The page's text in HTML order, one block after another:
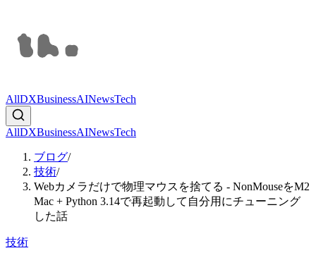
AllDXBusinessAINewsTech
AllDXBusinessAINewsTech
ブログ/
技術/
Webカメラだけで物理マウスを捨てる - NonMouseをM2
Mac + Python 3.14で再起動して自分用にチューニング
した話
技術